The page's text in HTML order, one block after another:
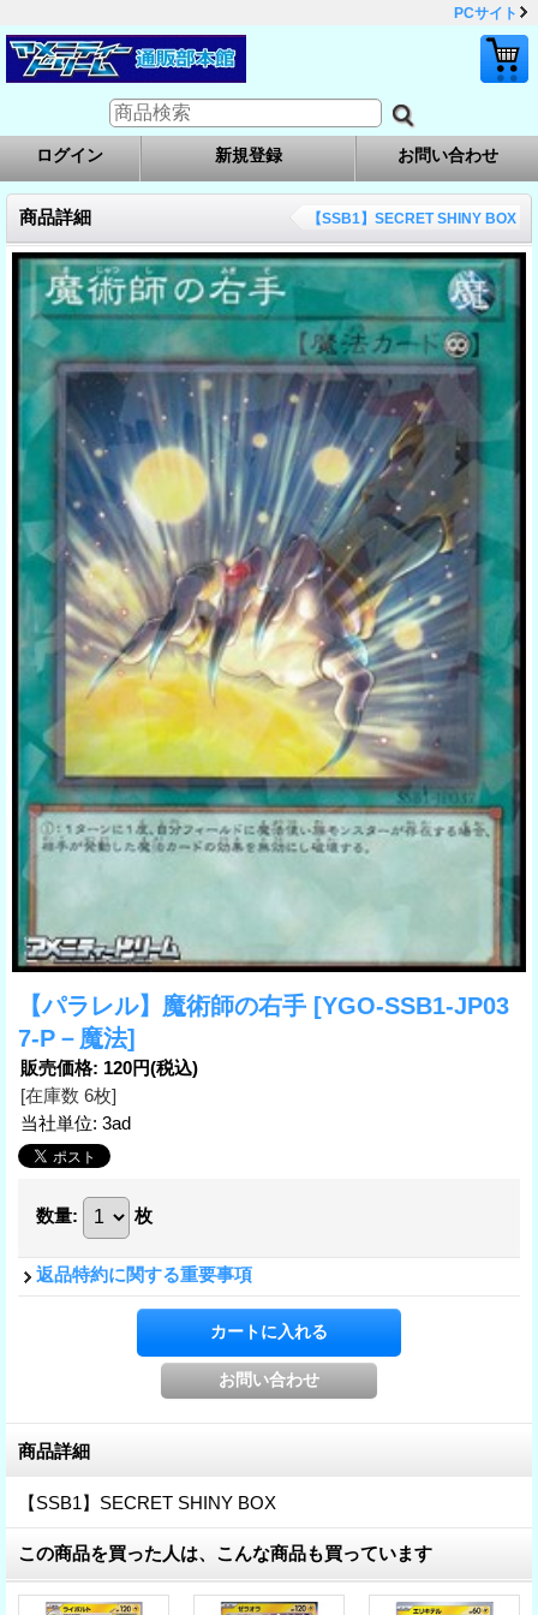
PCサイト
ログイン 新規登録 お問い合わせ
商品詳細 【SSB1】SECRET SHINY BOX
【パラレル】魔術師の右手 [YGO-SSB1-JP03
7-P－魔法]
販売価格: 120円(税込)
[在庫数 6枚]
当社単位: 3ad
数量: 枚
返品特約に関する重要事項
商品詳細
【SSB1】SECRET SHINY BOX
この商品を買った人は、こんな商品も買っています